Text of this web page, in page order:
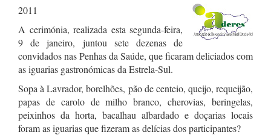
2011
A cerimónia, realizada esta segunda-feira,
9 de janeiro, juntou sete dezenas de
convidados nas Penhas da Saúde, que ficaram deliciados com
as iguarias gastronómicas da Estrela-Sul.
Sopa à Lavrador, borelhões, pão de centeio, queijo, requeijão,
papas de carolo de milho branco, cherovias, beringelas,
peixinhos da horta, bacalhau albardado e doçarias locais
foram as iguarias que fizeram as delícias dos participantes?